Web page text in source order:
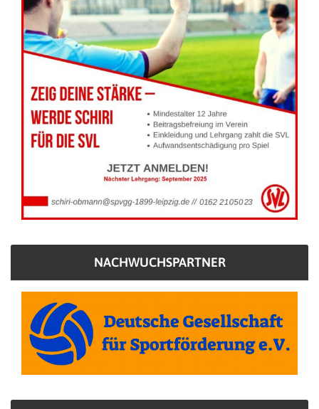
NACHWUCHSPARTNER